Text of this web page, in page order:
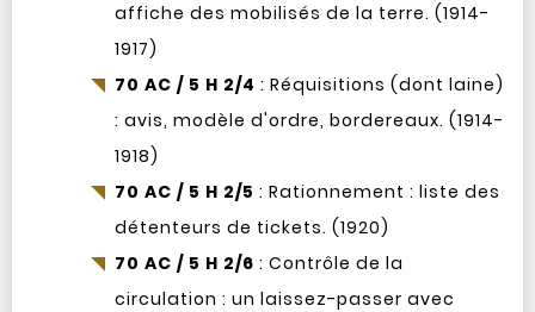
affiche des mobilisés de la terre. (1914-
1917)
70 AC / 5 H 2/4 : Réquisitions (dont laine)
: avis, modèle d'ordre, bordereaux. (1914-
1918)
70 AC / 5 H 2/5 : Rationnement : liste des
détenteurs de tickets. (1920)
70 AC / 5 H 2/6 : Contrôle de la
circulation : un laissez-passer avec